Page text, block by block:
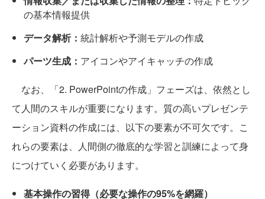
の基本情報提供
データ解析： 統計解析や予測モデルの作成
パーツ生成： アイコンやアイキャッチの作成
なお、「2. PowerPointの作成」フェーズは、依然とし
て人間のスキルが重要になります。質の高いプレゼンテ
ーション資料の作成には、以下の要素が不可欠です。こ
れらの要素は、人間側の徹底的な学習と訓練によって身
につけていく必要があります。
基本操作の習得（必要な操作の95%を網羅）